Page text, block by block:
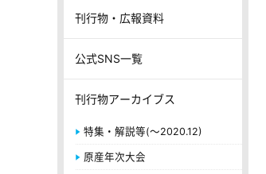
刊行物・広報資料
公式SNS一覧
刊行物アーカイブス
特集・解説等(～2020.12)
原産年次大会